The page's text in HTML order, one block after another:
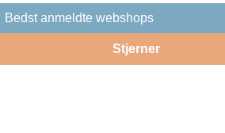
Bedst anmeldte webshops
Stjerner